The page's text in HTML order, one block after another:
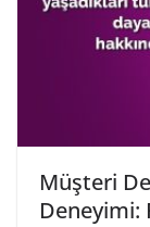
Müşteri
Deneyimi: